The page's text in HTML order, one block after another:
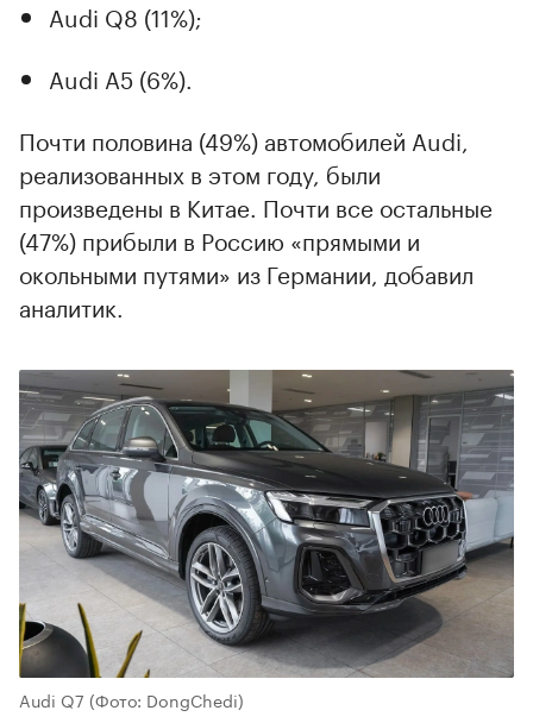
Audi Q8 (11%);
Audi А5 (6%).
Почти половина (49%) автомобилей Audi,
реализованных в этом году, были
произведены в Китае. Почти все остальные
(47%) прибыли в Россию «прямыми и
окольными путями» из Германии, добавил
аналитик.
Audi Q7 (Фото: DongChedi)